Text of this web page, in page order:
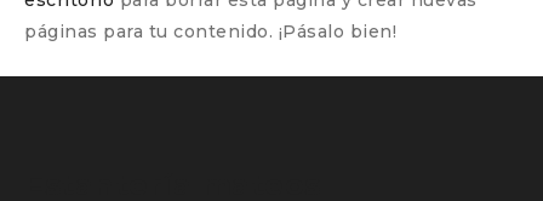
páginas para tu contenido. ¡Pásalo bien!